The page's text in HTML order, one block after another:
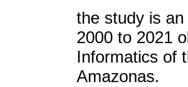
the study is
2000 to 2021
Informatics of
Amazonas.